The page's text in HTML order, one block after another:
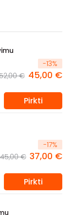
-13%
€ 45,00 €
Pirkti
-17%
45,00 € 37,00 €
Pirkti